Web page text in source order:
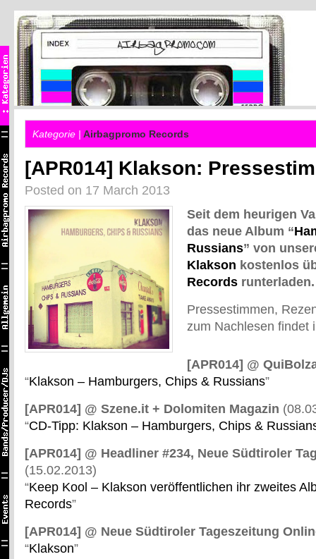
Kategorie | Airbagpromo Records
[APR014] Klakson:
Posted on 17 March 2013
Seit dem heurigen
das neue Album “
Russians” von
Klakson kostenlos
Records runterladen.
Pressestimmen,
zum Nachlesen findet
[APR014] @
“Klakson – Hamburgers, Chips & Russians”
[APR014] @ Szene.it + Dolomiten Magazin
“CD-Tipp: Klakson – Hamburgers, Chips &
[APR014] @ Headliner #234, Neue Südtiroler
(15.02.2013)
“Keep Kool – Klakson veröffentlichen ihr zweites
Records”
[APR014] @ Neue Südtiroler Tageszeitung
“Klakson”